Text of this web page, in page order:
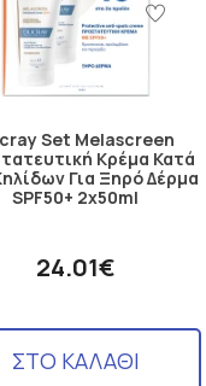
Set Melascreen
Κρέμα Κατά
Για Ξηρό Δέρμα
SPF50+ 2x50ml
24.01€
ΣΤΟ ΚΑΛΑΘΙ